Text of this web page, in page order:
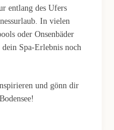
entlang des Ufers
In vielen
oder Onsenbäder
Spa-Erlebnis noch
und gönn dir